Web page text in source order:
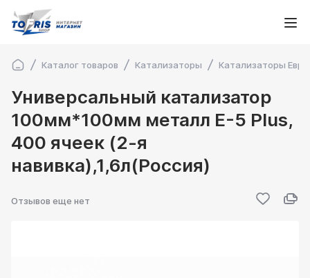
Каталог товаров Катализаторы Катализаторы
Универсальный катализатор
100мм*100мм металл Е-5 Plus,
400 ячеек (2-я
навивка),1,6л(Россия)
Отзывов еще нет